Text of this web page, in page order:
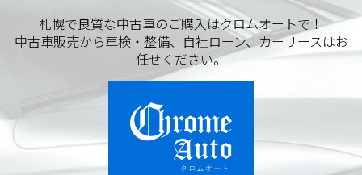
札幌で良質な中古車のご購入はクロムオートで！
中古車販売から車検・整備、自社ローン、カーリースはお
任せください。